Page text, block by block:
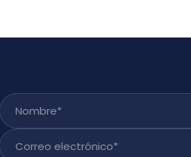
Nombre
Correo electrónico